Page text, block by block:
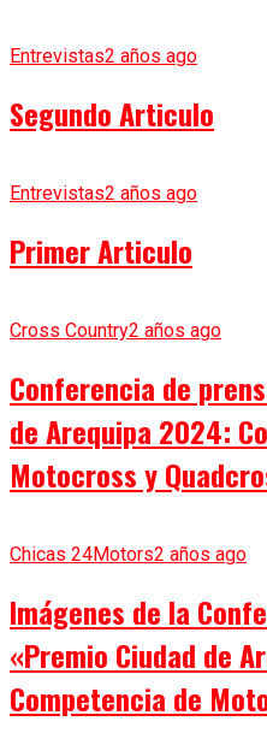
Entrevistas2 años ago
Segundo Articulo
Entrevistas2 años ago
Primer Articulo
Cross Country2 años ago
Conferencia de
de Arequipa 2024:
Motocross y
Chicas 24Motors2 años ago
Imágenes de la
«Premio Ciudad de
Competencia de